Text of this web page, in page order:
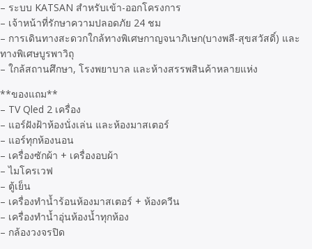
– ระบบ KATSAN สำหรับเข้า-ออกโครงการ
– เจ้าหน้าที่รักษาความปลอดภัย 24 ชม
– การเดินทางสะดวกใกล้ทางพิเศษกาญจนาภิเษก(บางพลี-สุขสวัสดิ์) และ
ทางพิเศษบูรพาวิถุ
– ใกล้สถานศึกษา, โรงพยาบาล และห้างสรรพสินค้าหลายแห่ง
**ของแถม**
– TV Qled 2 เครื่อง
– แอร์ฝังฝ้าห้องนั่งเล่น และห้องมาสเตอร์
– แอร์ทุกห้องนอน
– เครื่องซักผ้า + เครื่องอบผ้า
– ไมโครเวฟ
– ตู้เย็น
– เครื่องทำน้ำร้อนห้องมาสเตอร์ + ห้องควีน
– เครื่องทำน้ำอุ่นห้องน้ำทุกห้อง
– กล้องวงจรปิด